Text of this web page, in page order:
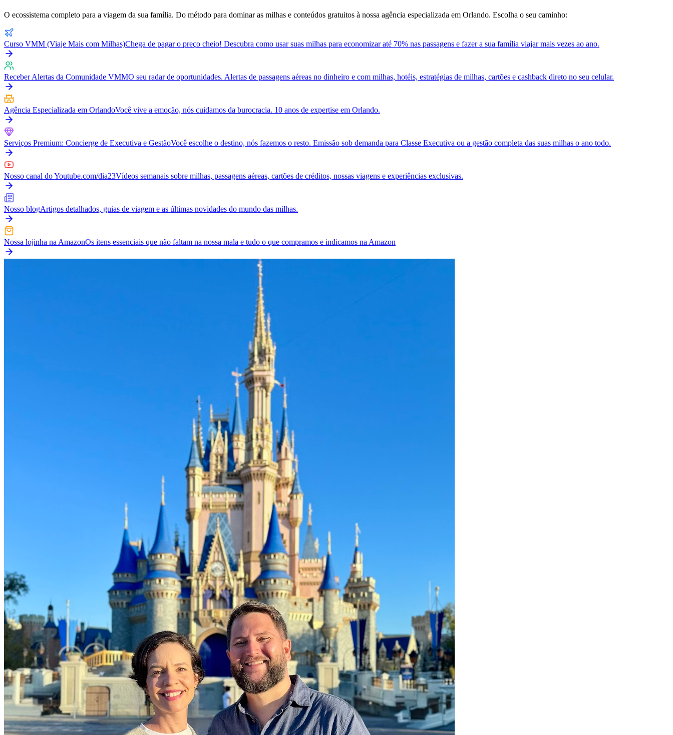
O ecossistema completo para a viagem da sua família. Do método para dominar as milhas e conteúdos gratuitos à nossa agência especializada em Orlando. Escolha o seu caminho:
Curso VMM (Viaje Mais com Milhas)Chega de pagar o preço cheio! Descubra como usar suas milhas para economizar até 70% nas passagens e fazer a sua família viajar mais vezes ao ano.
Receber Alertas da Comunidade VMMO seu radar de oportunidades. Alertas de passagens aéreas no dinheiro e com milhas, hotéis, estratégias de milhas, cartões e cashback direto no seu celular.
Agência Especializada em OrlandoVocê vive a emoção, nós cuidamos da burocracia. 10 anos de expertise em Orlando.
Serviços Premium: Concierge de Executiva e GestãoVocê escolhe o destino, nós fazemos o resto. Emissão sob demanda para Classe Executiva ou a gestão completa das suas milhas o ano todo.
Nosso canal do Youtube.com/dia23Vídeos semanais sobre milhas, passagens aéreas, cartões de créditos, nossas viagens e experiências exclusivas.
Nosso blogArtigos detalhados, guias de viagem e as últimas novidades do mundo das milhas.
Nossa lojinha na AmazonOs itens essenciais que não faltam na nossa mala e tudo o que compramos e indicamos na Amazon